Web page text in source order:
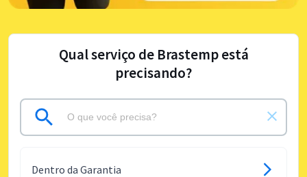
Qual serviço de Brastemp está
precisando?
Dentro da Garantia